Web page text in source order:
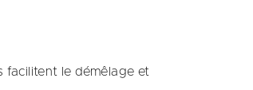
facilitent le démêlage et